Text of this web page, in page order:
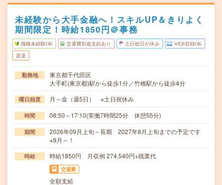
未経験から大手金融へ！スキルUP＆きりよく
期間限定！時給1850円＠事務
職種未経験OK 交通費別途支給あり 土日祝日が休み WEB登録OK
派遣
勤務地
東京都千代田区
大手町(東京都)駅から徒歩1分／竹橋駅から徒歩4分
曜日頻度 月～金（週5日） ※土日祝休み
時間 08:50～17:10(実働7時間25分 休憩55分)
期間
2026年09月上旬～長期 2027年8月上旬までの予定です
※9月～！
時給 時給1850円 月収例 274,540円+残業代
交通費
全額支給